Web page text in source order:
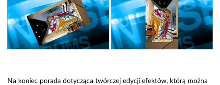
Na koniec porada dotycząca twórczej edycji efektów, którą można